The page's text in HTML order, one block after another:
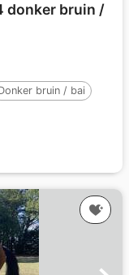
donker bruin /
bruin / bai